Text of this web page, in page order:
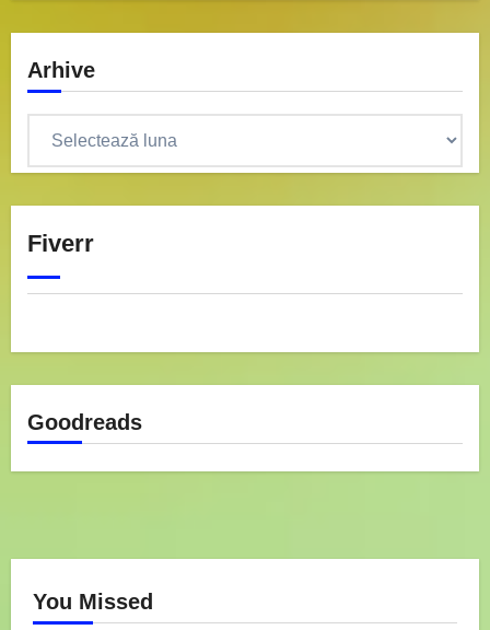
Arhive
Fiverr
Goodreads
You Missed